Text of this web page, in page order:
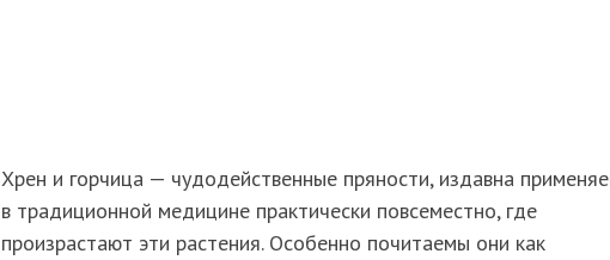
Хрен и горчица — чудодейственные пряности, издавна
в традиционной медицине практически повсеместно, где
произрастают эти растения. Особенно почитаемы они как